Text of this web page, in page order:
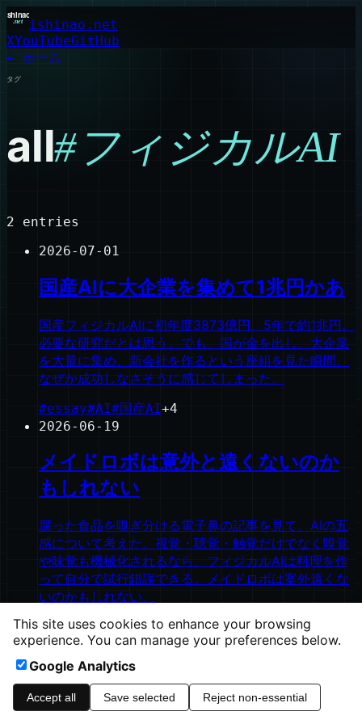
ishinao.net
XYouTubeGitHub
← ホーム
タグ
all#フィジカルAI
2 entries
2026-07-01
国産AIに大企業を集めて1兆円かあ
国産フィジカルAIに初年度3873億円、5年で約1兆円。
必要な研究だとは思う。でも、国が金を出し、大企業
を大量に集め、新会社を作るという座組を見た瞬間、
なぜか成功しなさそうに感じてしまった。
#essay#AI#国産AI+4
2026-06-19
メイドロボは意外と遠くないのか
もしれない
腐った食品を嗅ぎ分ける電子鼻の記事を見て、AIの五
感について考えた。視覚・聴覚・触覚だけでなく嗅覚
や味覚も機械化されるなら、フィジカルAIは料理を作
って自分で試行錯誤できる。メイドロボは案外遠くな
いのかもしれない。
#essay# フィジカルAI#ロボット+3
©2026
ishinao.net
heavymoons.netAmpless CMS
This site uses cookies to enhance your browsing
experience. You can manage your preferences below.
Google Analytics
Accept all Save selected Reject non-essential